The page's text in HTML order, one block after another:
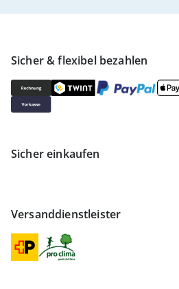
Sicher & flexibel bezahlen
Sicher einkaufen
Versanddienstleister